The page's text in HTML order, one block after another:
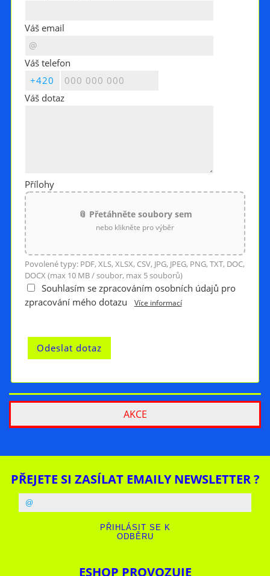
Váš email
Váš telefon
Váš dotaz
Přílohy
📎 Přetáhněte soubory sem
nebo klikněte pro výběr
Povolené typy: PDF, XLS, XLSX, CSV, JPG, JPEG, PNG, TXT, DOC,
DOCX (max 10 MB / soubor, max 5 souborů)
Souhlasím se zpracováním osobních údajů pro
zpracování mého dotazu
Více informací
AKCE
PŘEJETE SI ZASÍLAT EMAILY NEWSLETTER ?
ESHOP PROVOZUJE